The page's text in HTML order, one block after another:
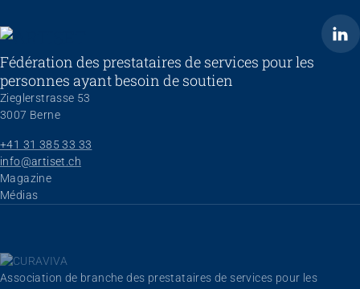
ARTISET
Fédération des prestataires de services pour les
personnes ayant besoin de soutien
Zieglerstrasse 53
3007 Berne
+41 31 385 33 33
info@artiset.ch
Aller au contenu
Magazine
Médias
Association de branche des prestataires de services pour les